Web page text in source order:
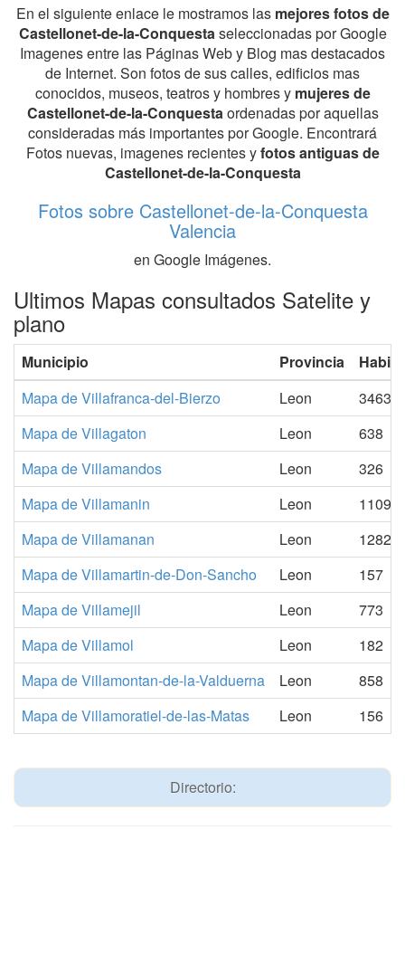
En el siguiente enlace le mostramos las mejores fotos de
Castellonet-de-la-Conquestaseleccionadas por Google
Imagenes entre las Páginas Web y Blog mas destacados
de Internet. Son fotos de sus calles, edificios mas
conocidos, museos, teatros y hombres y mujeres de
Castellonet-de-la-Conquestaordenadas por aquellas
consideradas más importantes por Google. Encontrará
Fotos nuevas, imagenes recientes yfotos antiguas de
Castellonet-de-la-Conquesta
Fotos sobre Castellonet-de-la-Conquesta
Valencia
en Google Imágenes.
Ultimos Mapas consultados Satelite y
plano
Municipio Provincia
Mapa de Villafranca-del-Bierzo
Leon
3463
Mapa de Villagaton
Leon
638
Mapa de Villamandos
Leon
326
Mapa de Villamanin
Leon
1109
Mapa de Villamanan
Leon
1282
Mapa de Villamartin-de-Don-Sancho
Leon
157
Mapa de Villamejil
Leon
773
Mapa de Villamol
Leon
182
Mapa de Villamontan-de-la-Valduerna
Leon
858
Mapa de Villamoratiel-de-las-Matas
Leon 156
Directorio: